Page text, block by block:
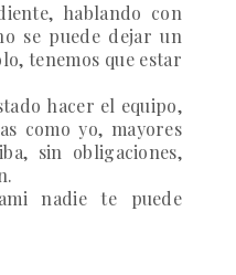
hablando con
se puede dejar un
tenemos que estar
hacer el equipo,
como yo, mayores
sin obligaciones,
nadie te puede